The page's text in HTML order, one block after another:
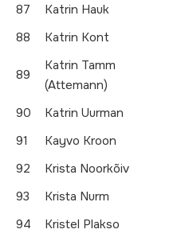
87
Katrin Hauk
88
Katrin Kont
89
Katrin Tamm
(Attemann)
90 Katrin Uurman
91
Kayvo Kroon
92
Krista Noorkõiv
93
Krista Nurm
94
Kristel Plakso